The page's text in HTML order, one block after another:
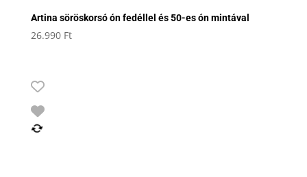
Artina söröskorsó ón fedéllel és 50-es ón mintával
26.990 Ft